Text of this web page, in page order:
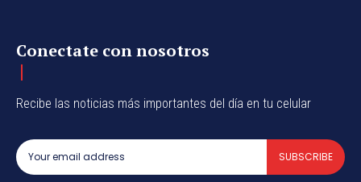
Conectate con nosotros
Recibe las noticias más importantes del día en tu celular
SUBSCRIBE